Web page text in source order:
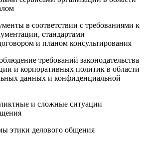
в соответствии с требованиями к
стандартами
и планом консультирования
требований законодательства
и корпоративных политик в области
данных и конфиденциальной
и сложные ситуации
этики делового общения